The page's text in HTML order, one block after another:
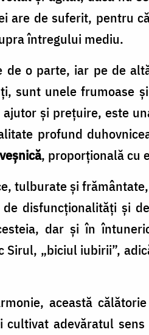
are de suferit, pentru
întregului mediu.
o parte, iar pe de
sunt unele frumoase
și prețuire, este
profund
, proporțională cu
tulburate și
disfuncționalități și
dar și în
„biciul iubirii”,
această
adevăratul